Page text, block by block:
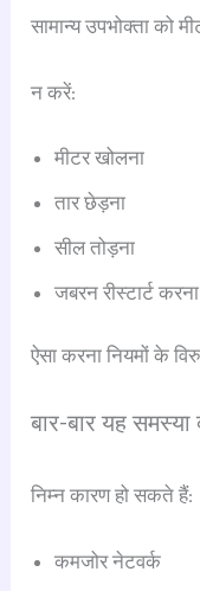
सामान्य उपभोक्ता को
न करें:
मीटर खोलना
तार छेड़ना
सील तोड़ना
जबरन रीस्टार्ट करना
ऐसा करना नियमों के
बार-बार यह
निम्न कारण हो सकते हैं:
कमजोर नेटवर्क